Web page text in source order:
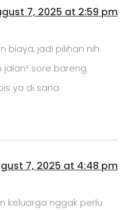
7, 2025 at 2:59 pm
biaya, jadi pilihan nih
sore bareng
ya di sana
7, 2025 at 4:48 pm
keluarga nggak perlu